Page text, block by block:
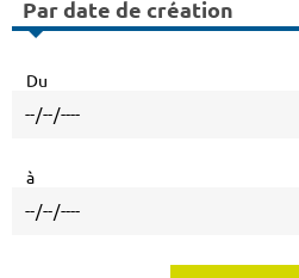
Par date de création
Du
à